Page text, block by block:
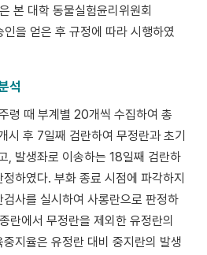
본 대학 동물실험윤리위원회
을 얻은 후 규정에 따라 시행하였
석
령 때 부계별 20개씩 수집하여 총
후 7일째 검란하여 무정란과 초기
, 발생좌로 이송하는 18일째 검란하
하였다. 부화 종료 시점에 파각하지
사를 실시하여 사롱란으로 판정하
란에서 무정란을 제외한 유정란의
지율은 유정란 대비 중지란의 발생